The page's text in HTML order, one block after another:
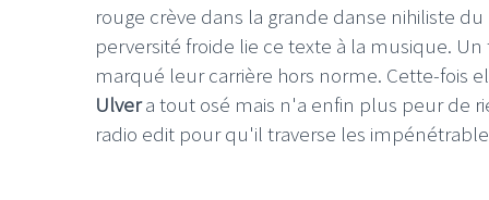
rouge crève dans la grande danse nihiliste
perversité froide lie ce texte à la musique.
marqué leur carrière hors norme. Cette-fois
Ulvera tout osé mais n'a enfin plus peur de
radio edit pour qu'il traverse les